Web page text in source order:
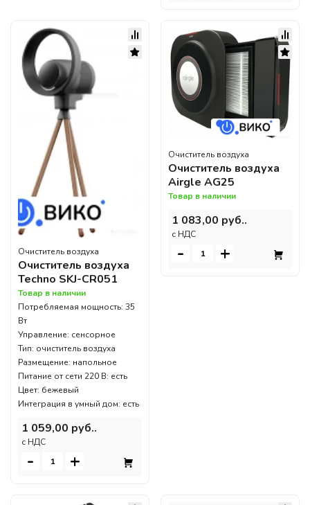
Очиститель воздуха
Очиститель воздуха
Techno SKJ-CR051
Товар в наличии
Потребляемая мощность: 35
Вт
Управление: сенсорное
Тип: очиститель воздуха
Размещение: напольное
Питание от сети 220 В: есть
Цвет: бежевый
Интеграция в умный дом: есть
1 059,00 руб..
c НДС
- +
Очиститель воздуха
Очиститель воздуха
Airgle AG25
Товар в наличии
1 083,00 руб..
c НДС
- +